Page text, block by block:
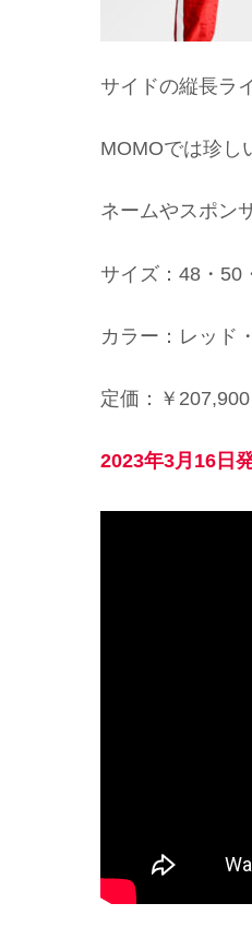
サイドの縦長ラ
MOMOでは珍し
ネームやスポン
サイズ：48・50
カラー：レッド
定価：￥
2023年3月16日